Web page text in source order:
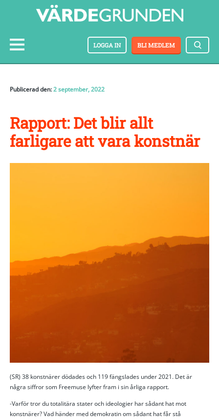
BLI MEDLEM
LOGGA IN
Publicerad den:2 september, 2022
Rapport: Det blir allt
farligare att vara konstnär
(SR) 38 konstnärer dödades och 119 fängslades under 2021. Det är
några siffror som Freemuse lyfter fram i sin årliga rapport.
-Varför tror du totalitära stater och ideologier har sådant hat mot
konstnärer? Vad händer med demokratin om sådant hat får stå